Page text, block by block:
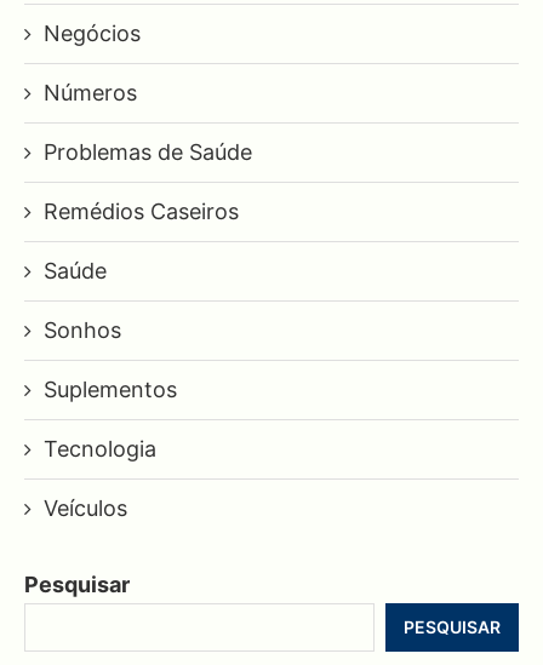
Negócios
Números
Problemas de Saúde
Remédios Caseiros
Saúde
Sonhos
Suplementos
Tecnologia
Veículos
Pesquisar
PESQUISAR